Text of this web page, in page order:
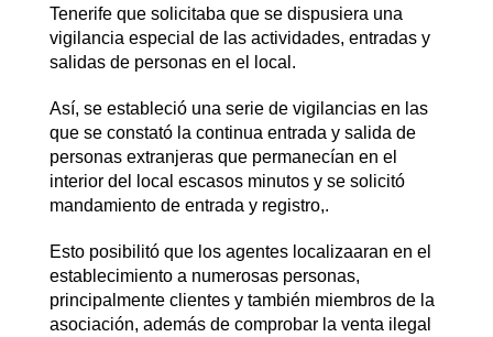
Tenerife que solicitaba que se dispusiera una
vigilancia especial de las actividades, entradas y
salidas de personas en el local.
Así, se estableció una serie de vigilancias en las
que se constató la continua entrada y salida de
personas extranjeras que permanecían en el
interior del local escasos minutos y se solicitó
mandamiento de entrada y registro,.
Esto posibilitó que los agentes localizaaran en el
establecimiento a numerosas personas,
principalmente clientes y también miembros de la
asociación, además de comprobar la venta ilegal